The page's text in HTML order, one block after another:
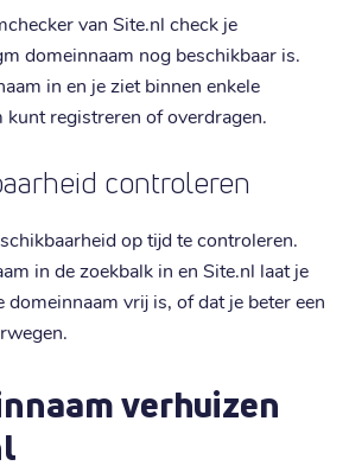
van Site.nl check je
domeinnaam nog beschikbaar is.
in en je ziet binnen enkele
kunt registreren of overdragen.
controleren
op tijd te controleren.
in de zoekbalk in en Site.nl laat je
domeinnaam vrij is, of dat je beter een
verhuizen